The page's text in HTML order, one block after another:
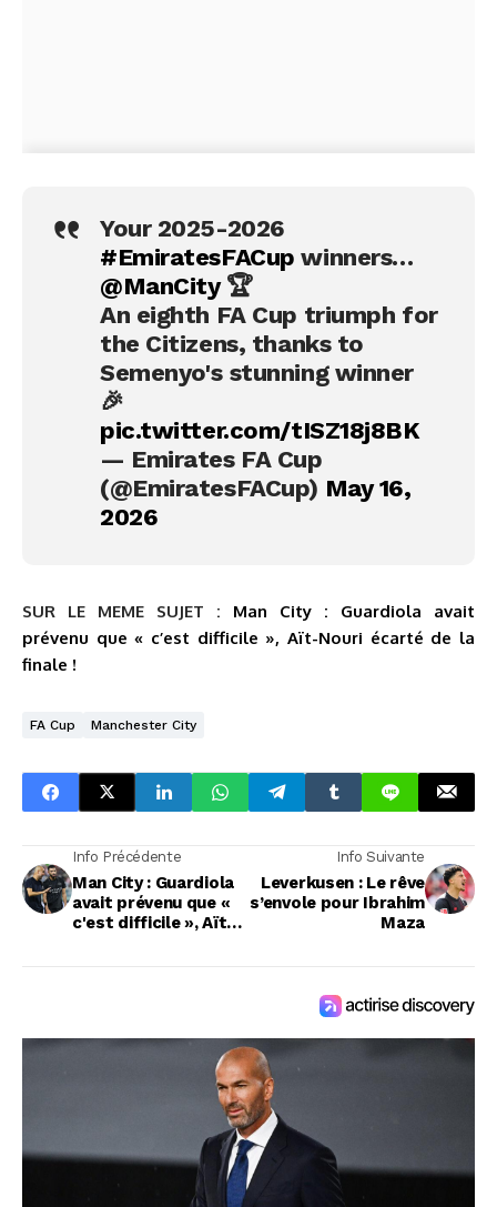
Your 2025-2026
#EmiratesFACup winners…
@ManCity🏆
An eighth FA Cup triumph for
the Citizens, thanks to
Semenyo's stunning winner
🎉
pic.twitter.com/tISZ18j8BK
— Emirates FA Cup
(@EmiratesFACup) May 16,
2026
SUR LE MEME SUJET : Man City : Guardiola avait
prévenu que « c’est difficile », Aït-Nouri écarté de la
finale !
FA Cup Manchester City
Info Précédente
Man City : Guardiola
avait prévenu que «
c'est difficile », Aït-
Info Suivante
Leverkusen : Le rêve
s’envole pour Ibrahim
Maza